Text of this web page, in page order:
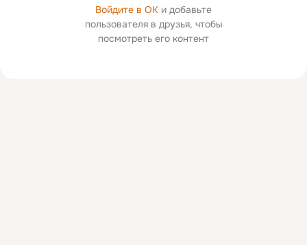
Войдите в ОК и добавьте
пользователя в друзья, чтобы
посмотреть его контент